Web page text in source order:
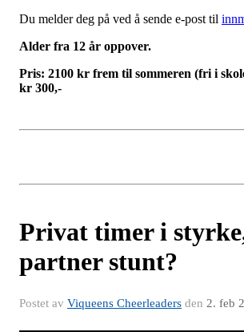
Du melder deg på ved å sende e-post til
Alder fra 12 år oppover.
Pris: 2100 kr frem til sommeren (fri i
kr 300,-
Privat timer i
partner stunt?
Postet av Viqueens Cheerleaders den 2. feb